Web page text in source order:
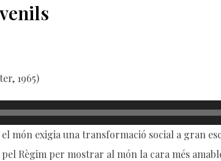
1965)
món exigia una transformació social a gran
Règim per mostrar al món la cara més